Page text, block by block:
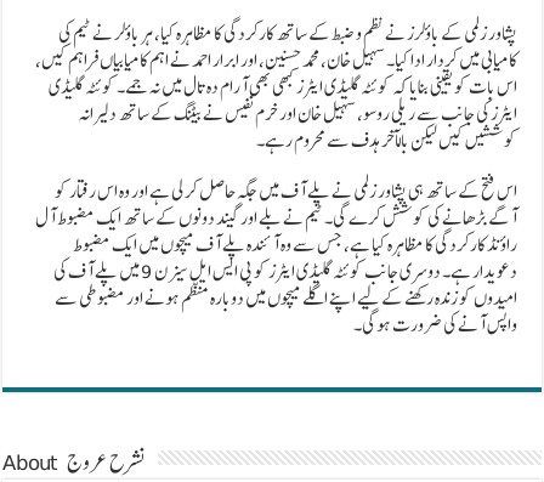
پشاور زلمی کے باؤلرز نے نظم و ضبط کے ساتھ کارکردگی کا مظاہرہ کیا، ہر باؤلر نے ٹیم کی
کامیابی میں کردار ادا کیا۔ سہیل خان، محمد حسنین، اور ابرار احمد نے اہم کامیابیاں فراہم کیں،
اس بات کو یقینی بنایا کہ کوئٹہ گلیڈی ایٹرز کبھی بھی آرام دہ تال میں نہ جمے۔ کوئٹہ گلیڈی
ایٹرز کی جانب سے ریلی روسو، سہیل خان اور خرم نفیس نے بیٹنگ کے ساتھ دلیرانہ
کوششیں کیں لیکن بالآخر ہدف سے محروم رہے۔
اس فتح کے ساتھ ہی پشاور زلمی نے پلے آف میں جگہ حاصل کر لی ہے اور وہ اس رفتار کو
آگے بڑھانے کی کوشش کرے گی۔ ٹیم نے بلے اور گیند دونوں کے ساتھ ایک مضبوط آل
راؤنڈ کارکردگی کا مظاہرہ کیا ہے، جس سے وہ آئندہ پلے آف میچوں میں ایک مضبوط
دعویدار ہے۔ دوسری جانب کوئٹہ گلیڈی ایٹرز کو پی ایس ایل سیزن 9 میں پلے آف کی
امیدوں کو زندہ رکھنے کے لیے اپنے اگلے میچوں میں دوبارہ منظم ہونے اور مضبوطی سے
واپس آنے کی ضرورت ہوگی۔
About نشرح عروج